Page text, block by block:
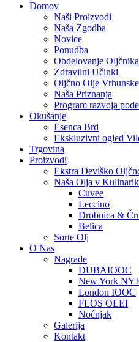
Domov
Naši Proizvodi
Naša Zgodba
Novice
Ponudba
Obdelovanje Oljčnika
Zdravilni Učinki
Oljčno Olje
Naša Priznanja
Program razvoja
Okušanje
Esenca Brd
Ekskluzivni ogled
Trgovina
Proizvodi
Ekstra Deviško
Naša Olja v
Cuvee
Leccino
Drobnica &
Belica
Sorte Olj
O Nas
Nagrade
DUBAIOOC
New York
London IOOC
FLOS OLEI
Noćnjak
Galerija
Kontakt